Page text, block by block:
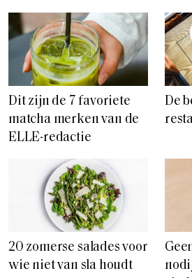
Dit zijn de 7 favoriete
matcha merken van de
ELLE-redactie
De
20 zomerse salades voor
wie niet van sla houdt